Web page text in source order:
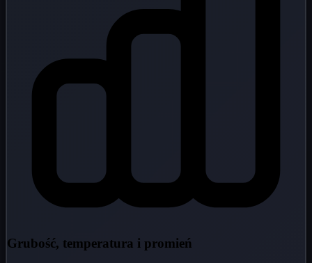
Grubość, temperatura i promień